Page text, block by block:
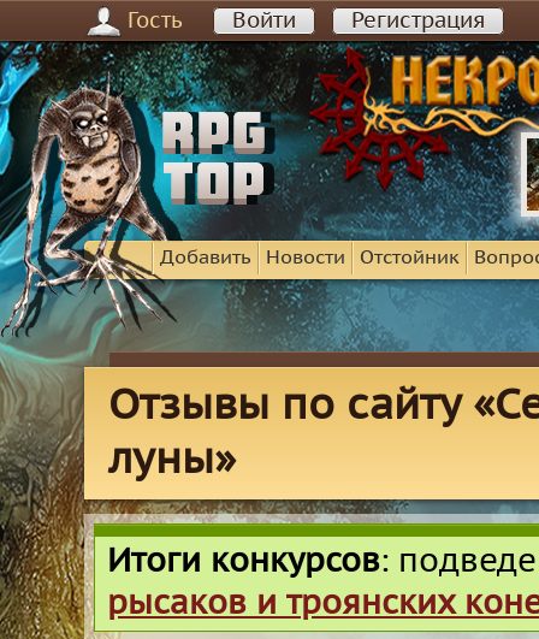
Гость Войти Регистрация
Добавить Новости Отстойник
Отзывы по сайту
луны»
Итоги конкурсов:
рысаков и троянских